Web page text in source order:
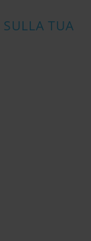
TUA